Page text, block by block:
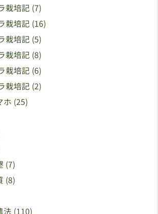
栽培記 (7)
栽培記 (16)
栽培記 (5)
栽培記 (8)
栽培記 (6)
栽培記 (2)
ホ (25)
(7)
(8)
法 (110)